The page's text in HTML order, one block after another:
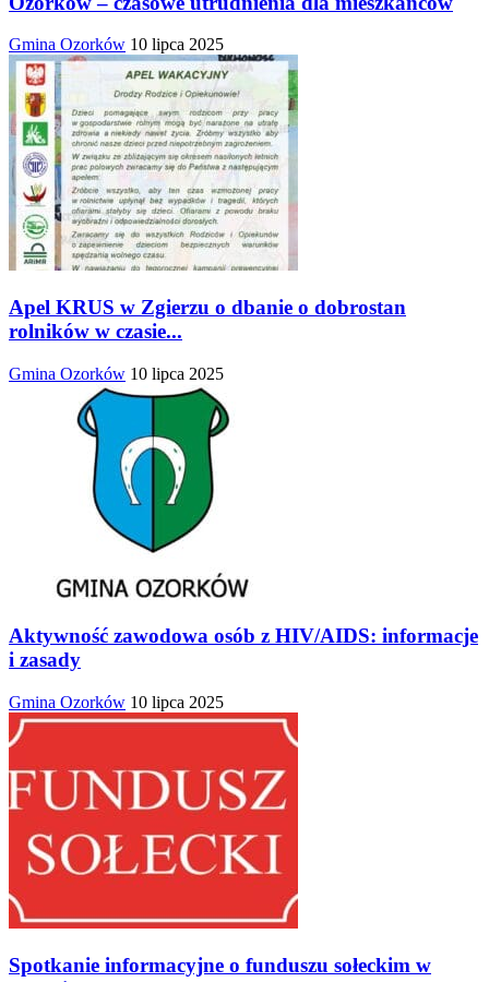
Gmina Ozorków 10 lipca 2025
Apel KRUS w Zgierzu o dbanie o dobrostan
rolników w czasie...
Gmina Ozorków 10 lipca 2025
Aktywność zawodowa osób z HIV/AIDS: informacje
i zasady
Gmina Ozorków 10 lipca 2025
Spotkanie informacyjne o funduszu sołeckim w